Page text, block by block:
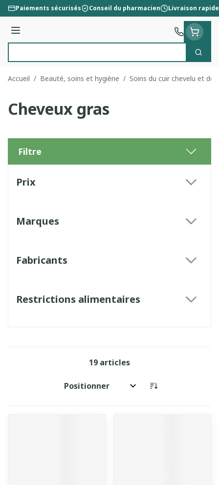
Aller au contenu
Paiements sécurisés Conseil du pharmacien Livraison rapide
Menu
Accueil / Beauté, soins et hygiène / Soins du cuir chevelu et
Cheveux gras
Filtre
Prix
Marques
Fabricants
Restrictions alimentaires
19 articles
Trier par: